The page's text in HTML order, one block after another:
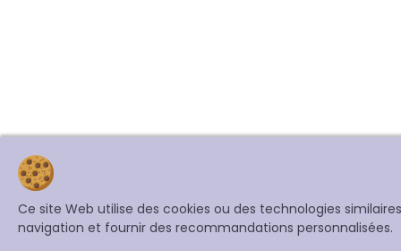
Ce site Web utilise des cookies ou des technologies
navigation et fournir des recommandations personnalisées.